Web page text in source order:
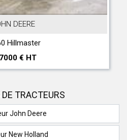
DEERE
Hillmaster
€ HT
TRACTEURS
John Deere
New Holland